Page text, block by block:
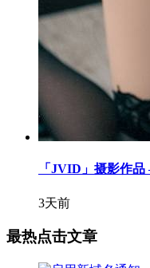
「JVID」摄影作品
3天前
最热点击文章